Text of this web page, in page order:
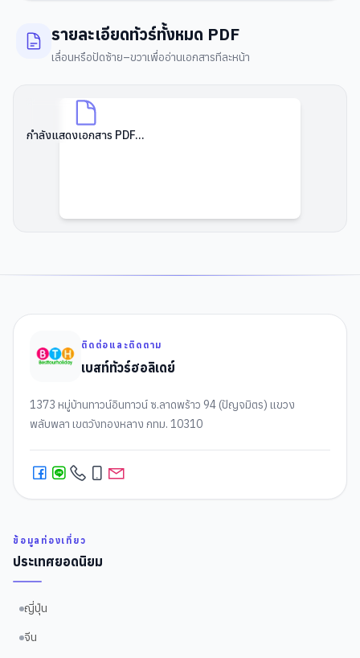
รายละเอียดทัวร์ทั้งหมด PDF
เลื่อนหรือปัดซ้าย–ขวาเพื่ออ่านเอกสารทีละหน้า
กำลังแสดงเอกสาร PDF...
ติดต่อและติดตาม
เบสท์ทัวร์ฮอลิเดย์
1373 หมู่บ้านทาวน์อินทาวน์ ซ.ลาดพร้าว 94 (ปัญจมิตร) แขวง
พลับพลา เขตวังทองหลาง กทม. 10310
ข้อมูลท่องเที่ยว
ประเทศยอดนิยม
ญี่ปุ่น
จีน